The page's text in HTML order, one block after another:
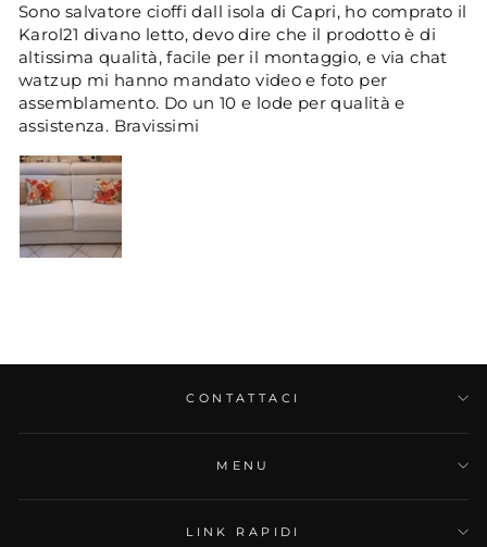
Sono salvatore cioffi dall isola di Capri, ho comprato il
Karol21 divano letto, devo dire che il prodotto è di
altissima qualità, facile per il montaggio, e via chat
watzup mi hanno mandato video e foto per
assemblamento. Do un 10 e lode per qualità e
assistenza. Bravissimi
Divano Top ... Incredibile!..
Buon giorno a tutti...sono stato un felice possessore
ribaltamento . Due posti ,rete da una piazza e mezzo
e materasso a molle da 10 cm. Ora dopo oltre venti
CONTATTACI
MENU
LINK RAPIDI